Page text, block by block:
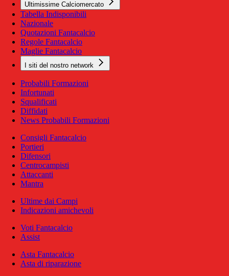
Ultimissime Calciomercato
Tabella Indisponibili
Nazionale
Quotazioni Fantacalcio
Regole Fantacalcio
Maglie Fantacalcio
I siti del nostro network
Probabili Formazioni
Infortunati
Squalificati
Diffidati
News Probabili Formazioni
Consigli Fantacalcio
Portieri
Difensori
Centrocampisti
Attaccanti
Mantra
Ultime dai Campi
Indicazioni amichevoli
Voti Fantacalcio
Assist
Asta Fantacalcio
Asta di riparazione